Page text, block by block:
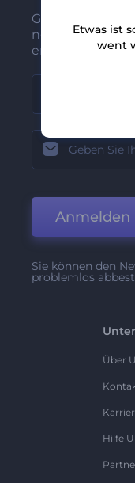
Gehören Sie zu
neuesten
erhalten
Anmelden
Sie können den
problemlos
Über
Hilfe
Etwas ist
went